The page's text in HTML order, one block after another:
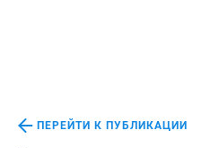
ПЕРЕЙТИ К ПУБЛИКАЦИИ